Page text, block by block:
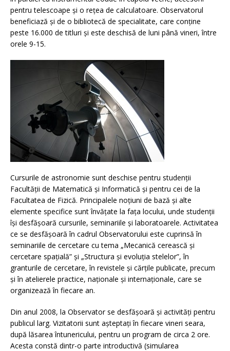
pentru telescoape şi o reţea de calculatoare. Observatorul
beneficiază şi de o bibliotecă de specialitate, care conţine
peste 16.000 de titluri şi este deschisă de luni până vineri, între
orele 9-15.
Cursurile de astronomie sunt deschise pentru studenţii
Facultăţii de Matematică şi Informatică şi pentru cei de la
Facultatea de Fizică. Principalele noţiuni de bază şi alte
elemente specifice sunt învăţate la faţa locului, unde studenţii
îşi desfăşoară cursurile, seminariile şi laboratoarele. Activitatea
ce se desfăşoară în cadrul Observatorului este cuprinsă în
seminariile de cercetare cu tema „Mecanică cerească şi
cercetare spaţială” şi „Structura şi evoluţia stelelor”, în
granturile de cercetare, în revistele şi cărţile publicate, precum
şi în atelierele practice, naţionale şi internaţionale, care se
organizează în fiecare an.
Din anul 2008, la Observator se desfăşoară şi activităţi pentru
publicul larg. Vizitatorii sunt aşteptaţi în fiecare vineri seara,
după lăsarea întunericului, pentru un program de circa 2 ore.
Acesta constă dintr-o parte introductivă (simularea